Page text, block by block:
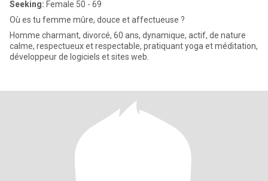
Seeking: Female 50 - 69
Où es tu femme mûre, douce et affectueuse ?
Homme charmant, divorcé, 60 ans, dynamique, actif, de nature
calme, respectueux et respectable, pratiquant yoga et méditation,
développeur de logiciels et sites web.